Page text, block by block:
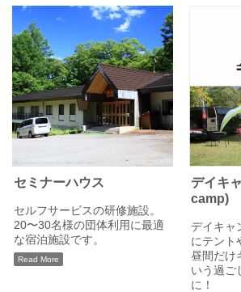
セミナーハウス
セルフサービスの研修施設。
20〜30名様の団体利用に最適
な宿泊施設です。
Read More
デイキ
camp)
デイキャ
にテント
昼間だけ
いう過ご
に！